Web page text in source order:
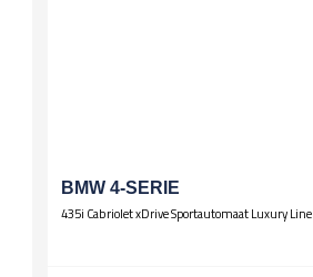
Multifunctioneel stuur
BMW 4-SERIE
435i Cabriolet xDrive Sportautomaat Luxury Line